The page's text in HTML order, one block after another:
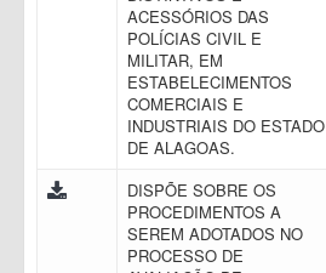
ACESSÓRIOS DAS
POLÍCIAS CIVIL E
MILITAR, EM
ESTABELECIMENTOS
COMERCIAIS E
INDUSTRIAIS DO ESTADO
DE ALAGOAS.
DISPÕE SOBRE OS
PROCEDIMENTOS A
SEREM ADOTADOS NO
PROCESSO DE